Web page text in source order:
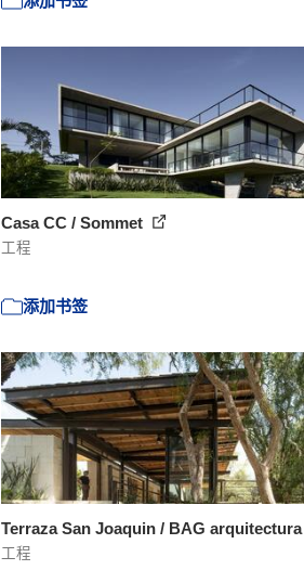
Casa CC / Sommet
工程
添加书签
Terraza San Joaquin / BAG arquitectura
工程